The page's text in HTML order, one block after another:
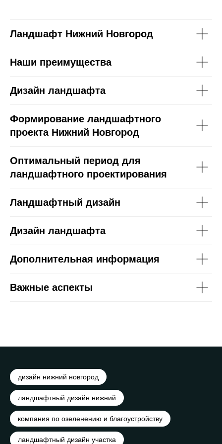
Ландшафт Нижний Новгород
Наши преимущества
Дизайн ландшафта
Формирование ландшафтного
проекта Нижний Новгород
Оптимальный период для
ландшафтного проектирования
Ландшафтный дизайн
Дизайн ландшафта
Дополнительная информация
Важные аспекты
дизайн нижний новгород
ландшафтный дизайн нижний
компания по озеленению и благоустройству
ландшафтный дизайн участка